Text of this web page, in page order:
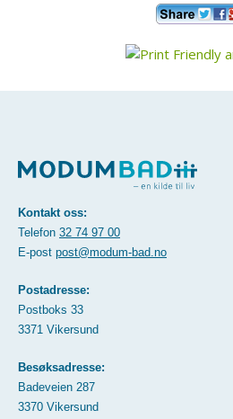
Kontakt oss:
Telefon 32 74 97 00
E-post post@modum-bad.no
Postadresse:
Postboks 33
3371 Vikersund
Besøksadresse:
Badeveien 287
3370 Vikersund